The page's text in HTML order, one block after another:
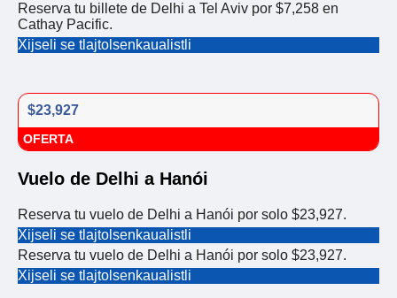
Reserva tu billete de Delhi a Tel Aviv por $7,258 en
Cathay Pacific.
Xijseli se tlajtolsenkaualistli
$23,927
OFERTA
Vuelo de Delhi a Hanói
Reserva tu vuelo de Delhi a Hanói por solo $23,927.
Xijseli se tlajtolsenkaualistli
Reserva tu vuelo de Delhi a Hanói por solo $23,927.
Xijseli se tlajtolsenkaualistli